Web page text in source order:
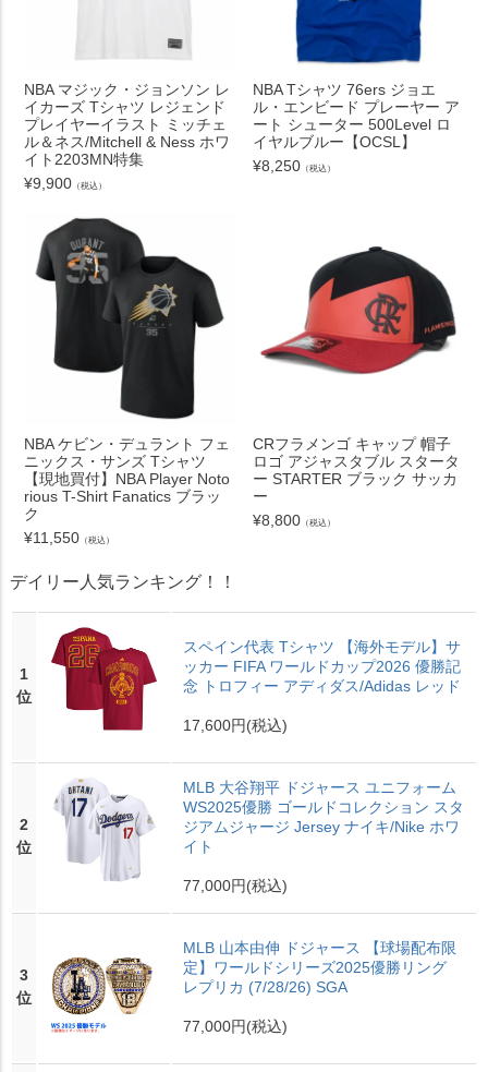
NBA マジック・ジョンソン レ
イカーズ Tシャツ レジェンド
プレイヤーイラスト ミッチェ
ル＆ネス/Mitchell & Ness ホワ
イト2203MN特集
¥9,900 （税込）
NBA Tシャツ 76ers ジョエ
ル・エンビード プレーヤー ア
ート シューター 500Level ロ
イヤルブルー【OCSL】
¥8,250 （税込）
NBA ケビン・デュラント フェ
ニックス・サンズ Tシャツ
【現地買付】NBA Player Noto
rious T-Shirt Fanatics ブラッ
ク
¥11,550 （税込）
CRフラメンゴ キャップ 帽子
ロゴ アジャスタブル スタータ
ー STARTER ブラック サッカ
ー
¥8,800 （税込）
デイリー人気ランキング！！
1
位
スペイン代表 Tシャツ 【海外モデル】サ
ッカー FIFA ワールドカップ2026 優勝記
念 トロフィー アディダス/Adidas レッド
17,600円(税込)
2
位
MLB 大谷翔平 ドジャース ユニフォーム
WS2025優勝 ゴールドコレクション スタ
ジアムジャージ Jersey ナイキ/Nike ホワ
イト
77,000円(税込)
3
位
MLB 山本由伸 ドジャース 【球場配布限
定】ワールドシリーズ2025優勝リング
レプリカ (7/28/26) SGA
77,000円(税込)